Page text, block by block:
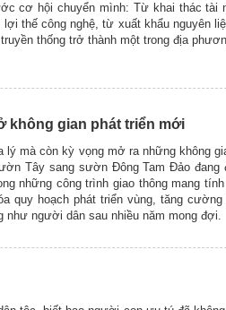
cơ hội chuyển mình: Từ khai thác tài
thế công nghệ, từ xuất khẩu nguyên
thống trở thành một trong địa
không gian phát triển mới
mà còn kỳ vọng mở ra những không
Tây sang sườn Đông Tam Đảo đang
những công trình giao thông mang
quy hoạch phát triển vùng, tăng
người dân sau nhiều năm mong đợi.